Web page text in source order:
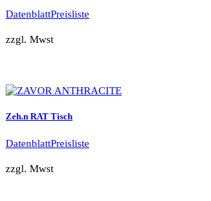
DatenblattPreisliste
zzgl. Mwst
Zeh.n RAT Tisch
DatenblattPreisliste
zzgl. Mwst